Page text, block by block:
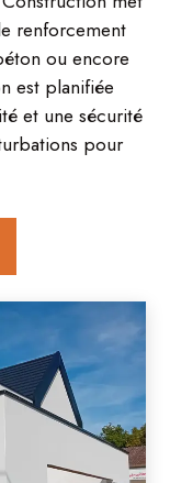
renforcement
ou encore
est planifiée
et une sécurité
pour